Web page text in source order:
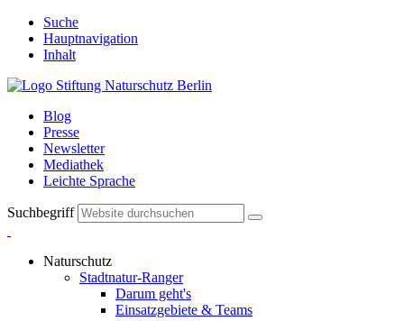
Suche
Hauptnavigation
Inhalt
Blog
Presse
Newsletter
Mediathek
Leichte Sprache
Suchbegriff
Naturschutz
Stadtnatur-Ranger
Darum geht's
Einsatzgebiete & Teams